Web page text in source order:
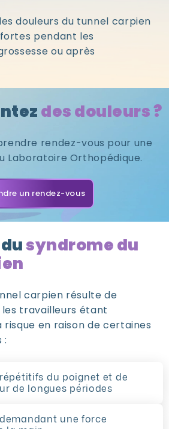
douleurs du tunnel carpien
pendant les
ou après
des douleurs ?
rendez-vous pour une
Laboratoire Orthopédique.
un rendez-vous
dusyndrome du
carpien résulte de
travailleurs étant
en raison de certaines
:
du poignet et de
de longues périodes
une force